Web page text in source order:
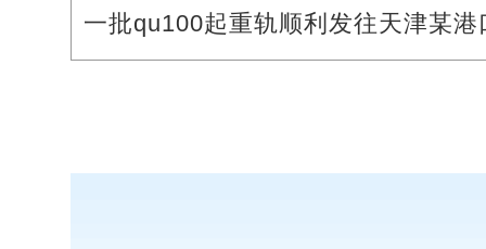
一批qu100起重轨顺利发往天津某港